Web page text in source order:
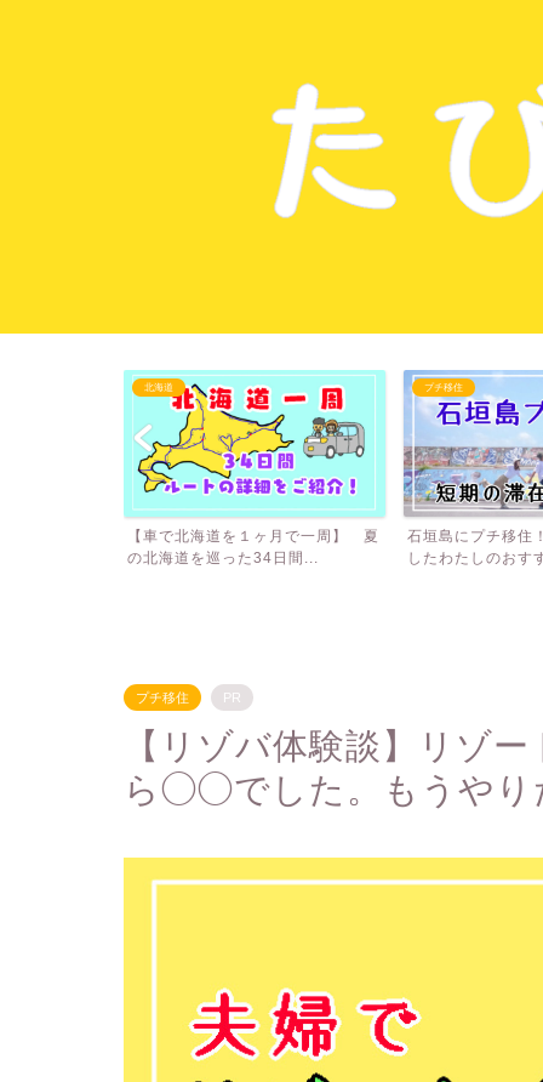
北海道
【車で北海道を１ヶ月で一周】 夏
の北海道を巡った34日間...
プチ移住
石垣島にプチ移住
したわたしのおす
プチ移住 PR
【リゾバ体験談】リゾ
ら◯◯でした。もうやり